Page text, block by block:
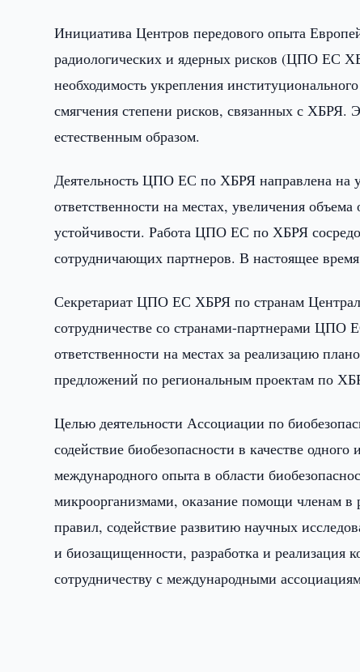
Инициатива Центров передового опыта
радиологических и ядерных рисков (ЦПО ЕС
необходимость укрепления
смягчения степени рисков, связанных с ХБРЯ.
естественным образом.
Деятельность ЦПО ЕС по ХБРЯ направлена на
ответственности на местах, увеличения
устойчивости. Работа ЦПО ЕС по ХБРЯ
сотрудничающих партнеров. В настоящее
Секретариат ЦПО ЕС ХБРЯ по странам
сотрудничестве со странами-партнерами
ответственности на местах за реализацию
предложений по региональным проектам по
Целью деятельности Ассоциации по
содействие биобезопасности в качестве
международного опыта в области
микроорганизмами, оказание помощи членам в
правил, содействие развитию научных
и биозащищенности, разработка и реализация
сотрудничеству с международными